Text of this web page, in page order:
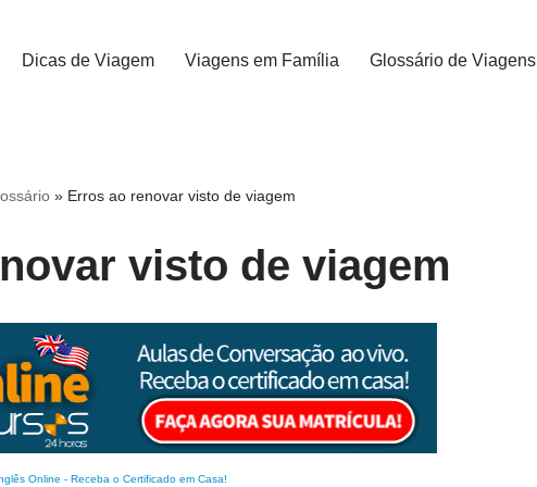
Dicas de Viagem Viagens em Família Glossário de Viagens
» Erros ao renovar visto de viagem
visto de viagem
Online - Receba o Certificado em Casa!